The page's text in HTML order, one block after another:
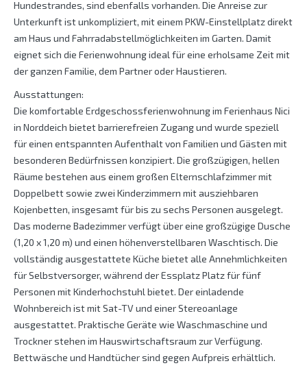
Hundestrandes, sind ebenfalls vorhanden. Die Anreise zur
Unterkunft ist unkompliziert, mit einem PKW-Einstellplatz direkt
am Haus und Fahrradabstellmöglichkeiten im Garten. Damit
eignet sich die Ferienwohnung ideal für eine erholsame Zeit mit
der ganzen Familie, dem Partner oder Haustieren.
Ausstattungen:
Die komfortable Erdgeschossferienwohnung im Ferienhaus Nici
in Norddeich bietet barrierefreien Zugang und wurde speziell
für einen entspannten Aufenthalt von Familien und Gästen mit
besonderen Bedürfnissen konzipiert. Die großzügigen, hellen
Räume bestehen aus einem großen Elternschlafzimmer mit
Doppelbett sowie zwei Kinderzimmern mit ausziehbaren
Kojenbetten, insgesamt für bis zu sechs Personen ausgelegt.
Das moderne Badezimmer verfügt über eine großzügige Dusche
(1,20 x 1,20 m) und einen höhenverstellbaren Waschtisch. Die
vollständig ausgestattete Küche bietet alle Annehmlichkeiten
für Selbstversorger, während der Essplatz Platz für fünf
Personen mit Kinderhochstuhl bietet. Der einladende
Wohnbereich ist mit Sat-TV und einer Stereoanlage
ausgestattet. Praktische Geräte wie Waschmaschine und
Trockner stehen im Hauswirtschaftsraum zur Verfügung.
Bettwäsche und Handtücher sind gegen Aufpreis erhältlich.